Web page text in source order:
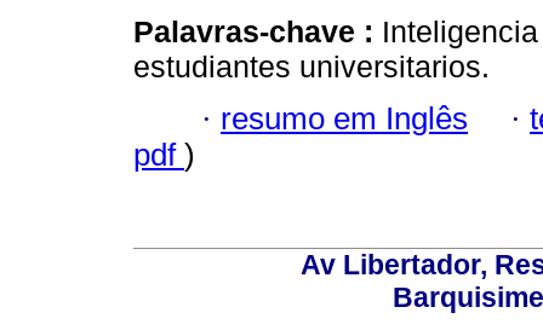
Palavras-chave :
estudiantes universitarios.
· resumo em Inglês ·
pdf )
Av Libertador,